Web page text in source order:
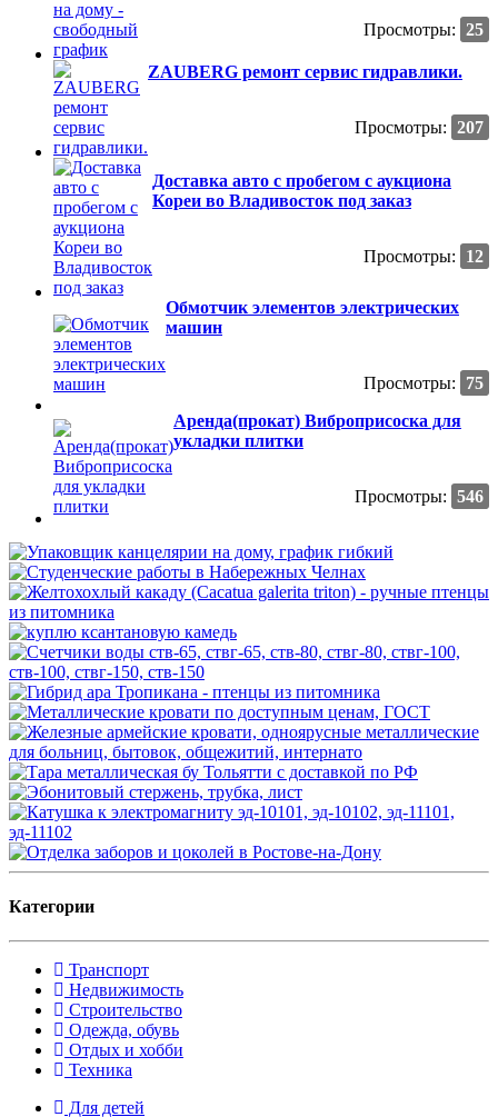
Просмотры: 25
ZAUBERG ремонт сервис гидравлики.
Просмотры: 207
Доставка авто с пробегом с аукциона
Кореи во Владивосток под заказ
Просмотры: 12
Обмотчик элементов электрических
машин
Просмотры:
75
Аренда(прокат) Виброприсоска для
укладки плитки
Просмотры: 546
Категории
Транспорт
Недвижимость
Строительство
Одежда, обувь
Отдых и хобби
Техника
Для детей